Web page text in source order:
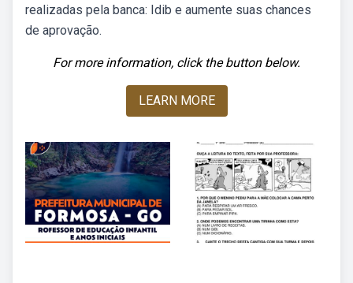
realizadas pela banca: Idib e aumente suas chances
de aprovação.
For more information, click the button below.
LEARN MORE